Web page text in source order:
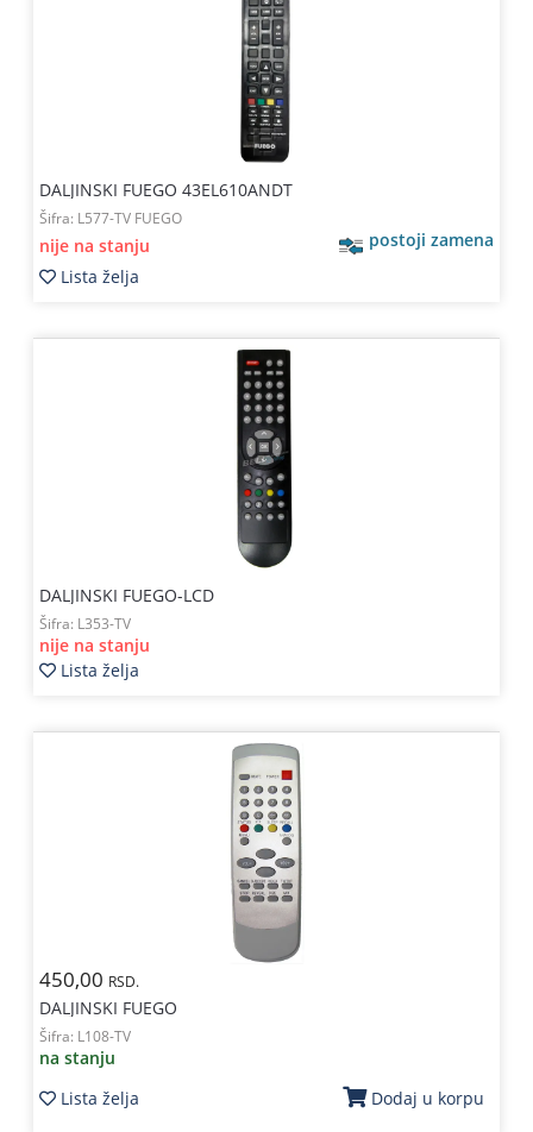
Poslovna
oprema,računari
Strujni
DALJINSKI FUEGO 43EL610ANDT
Šifra: L577-TV FUEGO
nije na stanju
postoji zamena
Lista želja
DALJINSKI FUEGO-LCD
Šifra: L353-TV
nije na stanju
Lista želja
450,00 RSD.
DALJINSKI FUEGO
Šifra: L108-TV
na stanju
Lista želja
Dodaj u korpu